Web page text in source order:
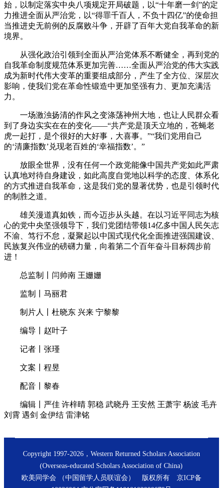
始，以制定落实中央八项规定开局破题，以“十年磨一剑”的定
力推进全面从严治党，以“得罪千百人，不负十四亿”的使命担
当推进史无前例的反腐败斗争，开辟了百年大党自我革命的新
境界。
从强化政治引领到全面从严治党体系不断健全，再到党的
自我革命制度规范体系更加完善……全面从严治党的伟大实践
成为新时代伟大变革的重要组成部分，产生了全方位、深层次
影响，使我们党在革命性锻造中更加坚强有力、更加充满活
力。
一场激浊扬清的作风之变涤荡神州大地，也让人民群众看
到了身边实实在在的变化——“共产党是顶天立地的，苍蝇老
虎一起打，是个很好的大好事，大喜事。”“我们党用自己
的‘清廉指数’兑现老百姓的‘幸福指数’。”
放眼全世界，没有任何一个政党能像中国共产党如此严肃
认真地对待自身建设，如此高度自觉地以科学的态度、体系化
的方式推进自我革命，这是我们党的显著优势，也是引领时代
的制胜之道。
雄关漫道真如铁，而今迈步从头越。在以习近平同志为核
心的党中央坚强领导下，我们党团结带领14亿多中国人民矢志
不渝、笃行不怠，凝聚起以中国式现代化全面推进强国建设、
民族复兴伟业的磅礴力量，向着第二个百年奋斗目标阔步前
进！
总监制丨闫帅南 王姗姗
监制丨马丽君
制片人丨杜晓东 兴来 宁黎黎
编导丨赵叶子
记者丨张瑾
文案丨程昱
配音丨黎春
编辑丨严佳 许梓晴 郭稳 武晓丹 王安然 王萧宇 杨波 毛卉
刘霄 遇剑 金伊结 雷津铭